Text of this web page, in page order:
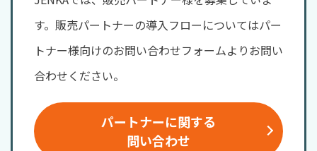
す。販売パートナーの導入フローについてはパー
トナー様向けのお問い合わせフォームよりお問い
合わせください。
パートナーに関する
問い合わせ